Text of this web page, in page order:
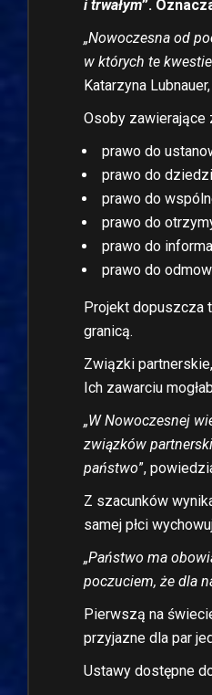
i trwałym”.
„Nowoczesna od
w których te
Katarzyna
Osoby zawierające
prawo do
prawo do
prawo do
prawo do
prawo do
prawo do
Projekt dopuszcza
granicą.
Związki
Ich zawarciu
„W Nowoczesnej
związków
państwo”,
Z szacunków
samej płci
„Państwo ma
poczuciem, że dla
Pierwszą na
przyjazne dla par
Ustawy dostępne